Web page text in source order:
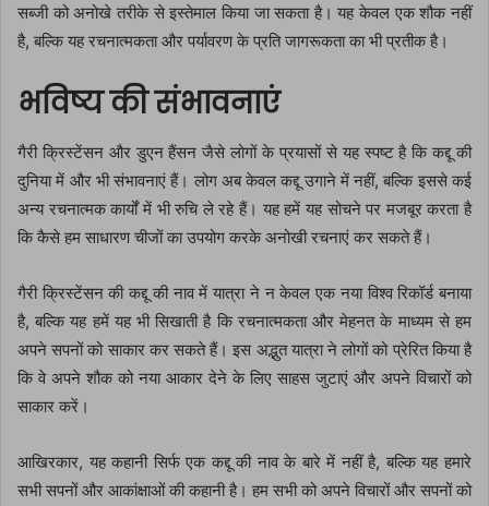
सब्जी को अनोखे तरीके से इस्तेमाल किया जा सकता है। यह केवल एक शौक नहीं
है, बल्कि यह रचनात्मकता और पर्यावरण के प्रति जागरूकता का भी प्रतीक है।
भविष्य की संभावनाएं
गैरी क्रिस्टेंसन और डुएन हैंसन जैसे लोगों के प्रयासों से यह स्पष्ट है कि कद्दू की
दुनिया में और भी संभावनाएं हैं। लोग अब केवल कद्दू उगाने में नहीं, बल्कि इससे कई
अन्य रचनात्मक कार्यों में भी रुचि ले रहे हैं। यह हमें यह सोचने पर मजबूर करता है
कि कैसे हम साधारण चीजों का उपयोग करके अनोखी रचनाएं कर सकते हैं।
गैरी क्रिस्टेंसन की कद्दू की नाव में यात्रा ने न केवल एक नया विश्व रिकॉर्ड बनाया
है, बल्कि यह हमें यह भी सिखाती है कि रचनात्मकता और मेहनत के माध्यम से हम
अपने सपनों को साकार कर सकते हैं। इस अद्भुत यात्रा ने लोगों को प्रेरित किया है
कि वे अपने शौक को नया आकार देने के लिए साहस जुटाएं और अपने विचारों को
साकार करें।
आखिरकार, यह कहानी सिर्फ एक कद्दू की नाव के बारे में नहीं है, बल्कि यह हमारे
सभी सपनों और आकांक्षाओं की कहानी है। हम सभी को अपने विचारों और सपनों को